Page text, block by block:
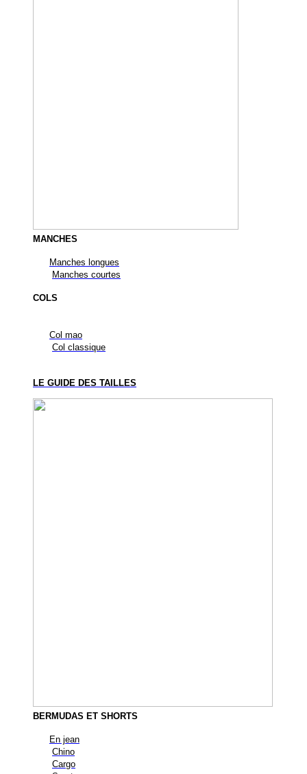
MANCHES
Manches longues
Manches courtes
COLS
Col mao
Col classique
LE GUIDE DES TAILLES
BERMUDAS ET SHORTS
En jean
Chino
Cargo